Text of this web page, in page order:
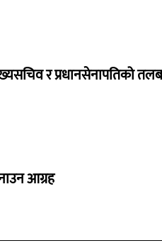
र प्रधानसेनापतिको
आग्रह